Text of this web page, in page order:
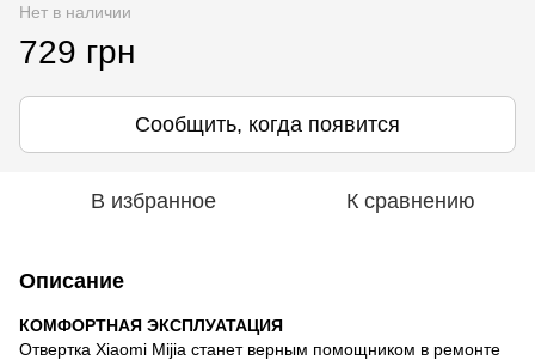
Нет в наличии
729 грн
Сообщить, когда появится
В избранное К сравнению
Описание
КОМФОРТНАЯ ЭКСПЛУАТАЦИЯ
Отвертка Xiaomi Mijia станет верным помощником в ремонте